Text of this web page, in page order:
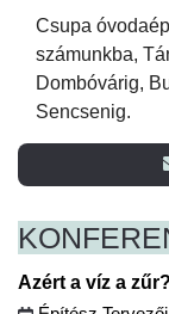
Csupa
számunkba,
Dombóvárig,
Sencsenig.
Azért a víz a